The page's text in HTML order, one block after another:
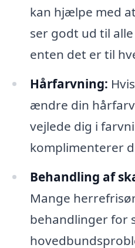
kan hjælpe med
ser godt ud til
enten det er til
Hårfarvning:
ændre din
vejlede dig i
komplimenterer
Behandling af
Mange
behandlinger for